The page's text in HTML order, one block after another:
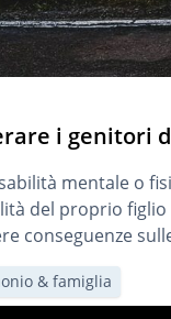
i genitori
mentale o
del proprio
conseguenze
& famiglia